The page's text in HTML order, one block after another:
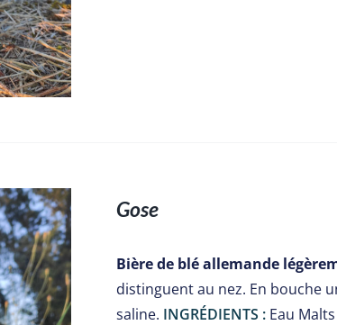
Gose
Bière de blé allemande
distinguent au nez. En bouche
saline. INGRÉDIENTS :Eau Malts